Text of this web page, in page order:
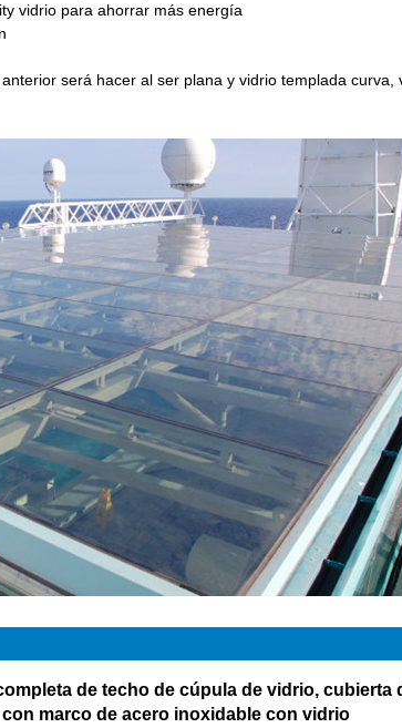
vidrio para ahorrar más energía
será hacer al ser plana y vidrio templada curva
de techo de cúpula de vidrio, cubierta
marco de acero inoxidable con vidrio